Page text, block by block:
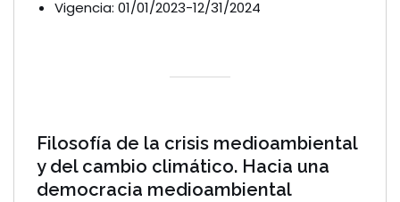
Vigencia: 01/01/2023-12/31/2024
Filosofía de la crisis medioambiental
y del cambio climático. Hacia una
democracia medioambiental